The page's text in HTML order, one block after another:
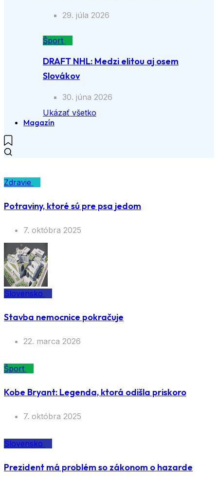
29. júla 2026
Šport
DRAFT NHL: Medzi elitou aj osem
Slovákov
30. júna 2026
Ukázať všetko
Magazín
Zdravie
Potraviny, ktoré sú pre psa jedom
7. októbra 2025
Slovensko
Stavba nemocnice pokračuje
22. marca 2026
Šport
Kobe Bryant: Legenda, ktorá odišla priskoro
7. októbra 2025
Slovensko
Prezident má problém so zákonom o hazarde